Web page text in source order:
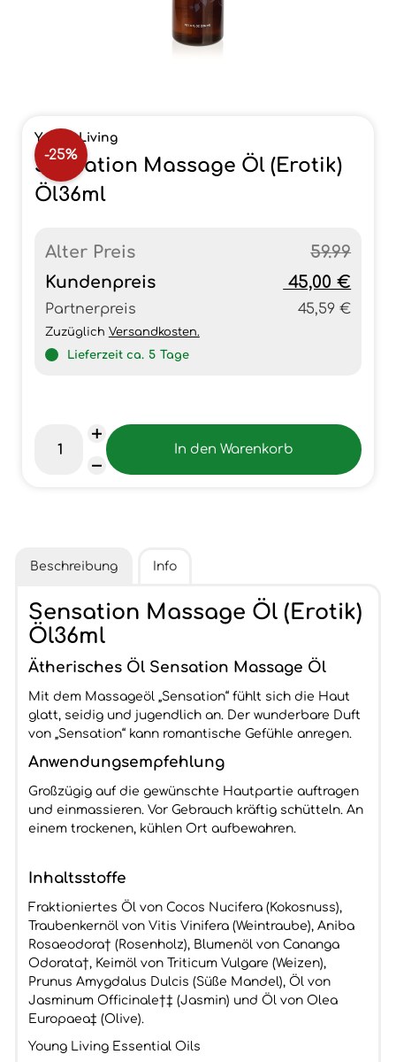
-25%
Young Living
Sensation Massage Öl (Erotik)
Öl36ml
Alter Preis
59.99
Kundenpreis
45,00 €
Partnerpreis 45,59 €
Zuzüglich Versandkosten.
Lieferzeit ca. 5 Tage
Beschreibung Info
Sensation Massage Öl (Erotik)
Öl36ml
Ätherisches Öl Sensation Massage Öl
Mit dem Massageöl „Sensation“ fühlt sich die Haut
glatt, seidig und jugendlich an. Der wunderbare Duft
von „Sensation“ kann romantische Gefühle anregen.
Anwendungsempfehlung
Großzügig auf die gewünschte Hautpartie auftragen
und einmassieren. Vor Gebrauch kräftig schütteln. An
einem trockenen, kühlen Ort aufbewahren.
Inhaltsstoffe
Fraktioniertes Öl von Cocos Nucifera (Kokosnuss),
Traubenkernöl von Vitis Vinifera (Weintraube), Aniba
Rosaeodora† (Rosenholz), Blumenöl von Cananga
Odorata†, Keimöl von Triticum Vulgare (Weizen),
Prunus Amygdalus Dulcis (Süße Mandel), Öl von
Jasminum Officinale†‡ (Jasmin) und Öl von Olea
Europaea‡ (Olive).
Young Living Essential Oils